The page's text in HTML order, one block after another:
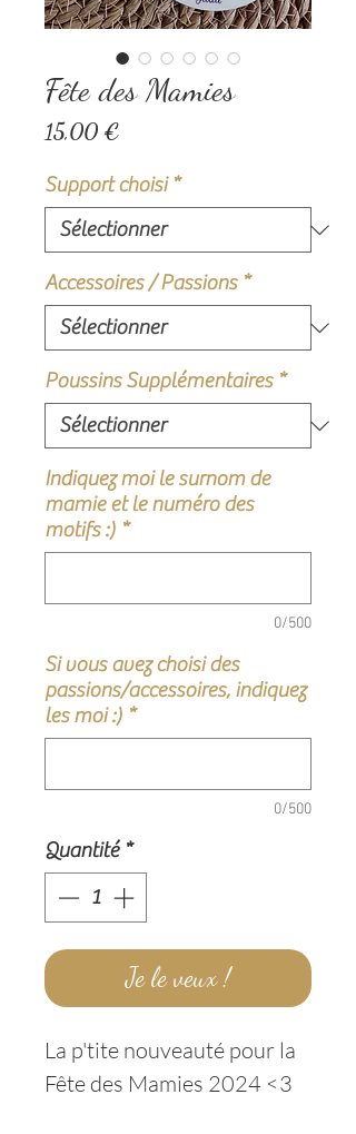
Fête des Mamies
15,00 €
Support choisi *
Accessoires / Passions *
Poussins Supplémentaires *
Indiquez moi le surnom de
mamie et le numéro des
motifs :) *
0/500
Si vous avez choisi des
passions/accessoires, indiquez
les moi :) *
0/500
Quantité *
Je le veux !
La p'tite nouveauté pour la
Fête des Mamies 2024 <3